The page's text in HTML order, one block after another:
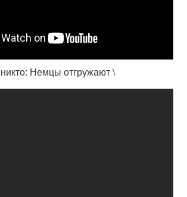
Немцы отгружают \